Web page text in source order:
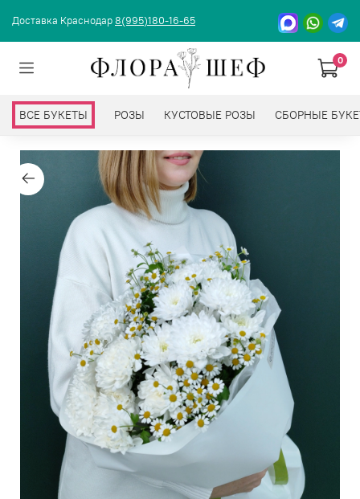
Доставка Краснодар8(995)180-16-65
0
ВСЕ БУКЕТЫ РОЗЫ КУСТОВЫЕ РОЗЫ СБОРНЫЕ